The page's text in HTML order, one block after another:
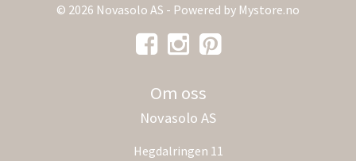
© 2026 Novasolo AS - Powered by Mystore.no
Om oss
Novasolo AS
Hegdalringen 11